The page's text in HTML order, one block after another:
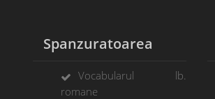
Spanzuratoarea
Vocabularul lb.
romane